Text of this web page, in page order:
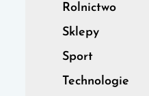
Rolnictwo
Sklepy
Sport
Technologie